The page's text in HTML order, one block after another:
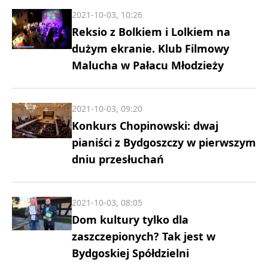
Reksio z Bolkiem i Lolkiem na
dużym ekranie. Klub Filmowy
Malucha w Pałacu Młodzieży
2021-10-03, 10:26
Konkurs Chopinowski: dwaj
pianiści z Bydgoszczy w pierwszym
dniu przesłuchań
2021-10-03, 09:20
Dom kultury tylko dla
zaszczepionych? Tak jest w
Bydgoskiej Spółdzielni
2021-10-03, 08:05